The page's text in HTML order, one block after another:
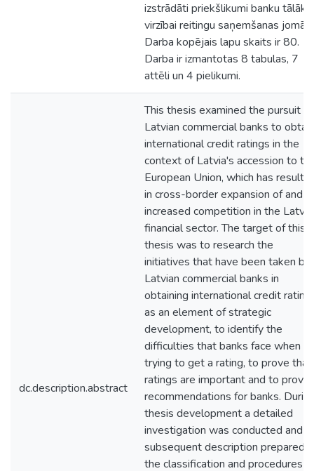
izstrādāti priekšlikumi banku tālākai
virzībai reitingu saņemšanas jomā.
Darba kopējais lapu skaits ir 80.
Darba ir izmantotas 8 tabulas, 7
attēli un 4 pielikumi.
dc.description.abstract
This thesis examined the pursuit of
Latvian commercial banks to obtain
international credit ratings in the
context of Latvia's accession to
European Union, which has
in cross-border expansion of and
increased competition in the
financial sector. The target of this
thesis was to research the
initiatives that have been taken by
Latvian commercial banks in
obtaining international credit
as an element of strategic
development, to identify the
difficulties that banks face when
trying to get a rating, to prove that
ratings are important and to
recommendations for banks.
thesis development a detailed
investigation was conducted and a
subsequent description prepared
the classification and procedures